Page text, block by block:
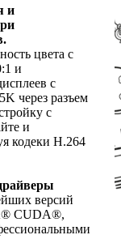
и
цвета c
и
с
через разъем
с
и
кодеки H.264
версий
CUDA®,